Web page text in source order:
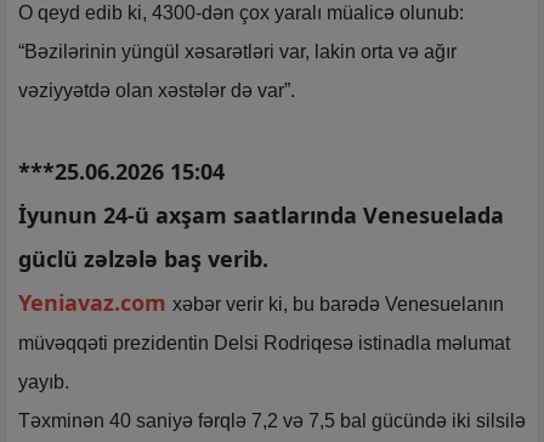
O qeyd edib ki, 4300-dən çox yaralı müalicə olunub:
“Bəzilərinin yüngül xəsarətləri var, lakin orta və ağır
vəziyyətdə olan xəstələr də var”.
***25.06.2026 15:04
İyunun 24-ü axşam saatlarında Venesuelada
güclü zəlzələ baş verib.
Yeniavaz.com xəbər verir ki, bu barədə Venesuelanın
müvəqqəti prezidentin Delsi Rodriqesə istinadla məlumat
yayıb.
Təxminən 40 saniyə fərqlə 7,2 və 7,5 bal gücündə iki silsilə